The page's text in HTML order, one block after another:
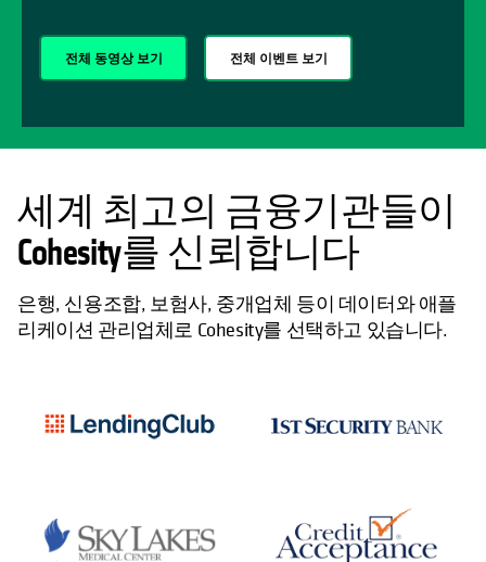
전체 동영상 보기 전체 이벤트 보기
세계 최고의 금융기관들이
Cohesity를 신뢰합니다
은행, 신용조합, 보험사, 중개업체 등이 데이터와 애플
리케이션 관리업체로 Cohesity를 선택하고 있습니다.